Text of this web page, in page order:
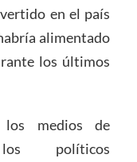
en el país
alimentado
los últimos
medios de
políticos